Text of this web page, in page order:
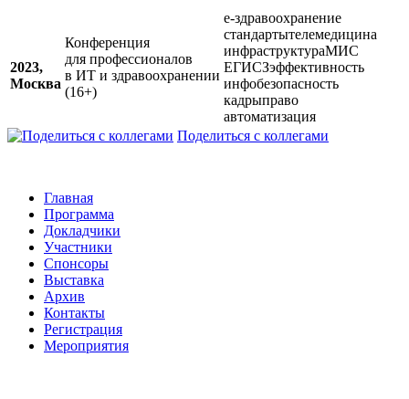
2023,
Москва
Конференция
для профессионалов
в ИТ и здравоохранении
(16+)
е-здравоохранение
стандартытелемедицина
инфраструктураМИС
ЕГИСЗэффективность
инфобезопасность
кадрыправо
автоматизация
Поделиться с коллегами
Главная
Программа
Докладчики
Участники
Спонсоры
Выставка
Архив
Контакты
Регистрация
Мероприятия